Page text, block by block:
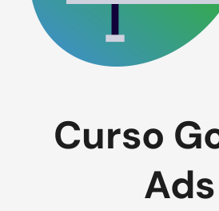
Curso
Ads